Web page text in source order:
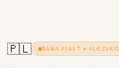
🇵🇱 BAŇA PIAST • SLIEZSKO